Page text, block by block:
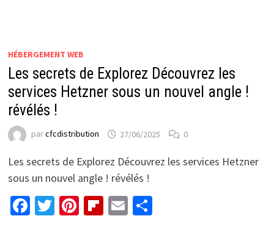
HÉBERGEMENT WEB
Les secrets de Explorez Découvrez les
services Hetzner sous un nouvel angle !
révélés !
parcfcdistribution 27/06/2025 0
Les secrets de Explorez Découvrez les services Hetzner
sous un nouvel angle ! révélés !
Facebook
Twitter
Pinterest
Flipboard
EmailPartager